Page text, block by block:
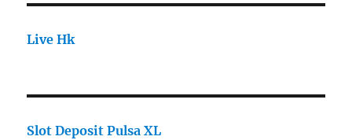
Live Hk
Slot Deposit Pulsa XL